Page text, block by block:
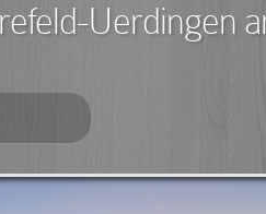
Uerdingen